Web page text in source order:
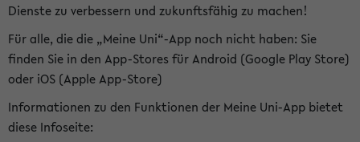
Dienste zu verbessern und zukunftsfähig zu machen!
Für alle, die die „Meine Uni“-App noch nicht haben: Sie
finden Sie in den App-Stores für Android (Google Play Store)
oder iOS (Apple App-Store)
Informationen zu den Funktionen der Meine Uni-App bietet
diese Infoseite: